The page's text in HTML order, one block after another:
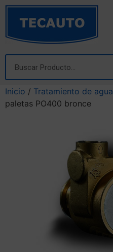
Inicio / Tratamiento de agua
paletas PO400 bronce